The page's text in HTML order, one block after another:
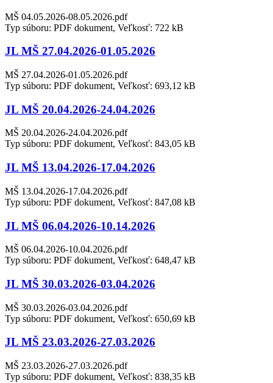
MŠ 04.05.2026-08.05.2026.pdf
Typ súboru: PDF dokument, Veľkosť: 722 kB
JL MŠ 27.04.2026-01.05.2026
MŠ 27.04.2026-01.05.2026.pdf
Typ súboru: PDF dokument, Veľkosť: 693,12 kB
JL MŠ 20.04.2026-24.04.2026
MŠ 20.04.2026-24.04.2026.pdf
Typ súboru: PDF dokument, Veľkosť: 843,05 kB
JL MŠ 13.04.2026-17.04.2026
MŠ 13.04.2026-17.04.2026.pdf
Typ súboru: PDF dokument, Veľkosť: 847,08 kB
JL MŠ 06.04.2026-10.14.2026
MŠ 06.04.2026-10.04.2026.pdf
Typ súboru: PDF dokument, Veľkosť: 648,47 kB
JL MŠ 30.03.2026-03.04.2026
MŠ 30.03.2026-03.04.2026.pdf
Typ súboru: PDF dokument, Veľkosť: 650,69 kB
JL MŠ 23.03.2026-27.03.2026
MŠ 23.03.2026-27.03.2026.pdf
Typ súboru: PDF dokument, Veľkosť: 838,35 kB